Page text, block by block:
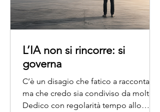
L’IA non si rincorre: si
governa
C’è un disagio che fatico a raccontare,
ma che credo sia condiviso da molti.
Dedico con regolarità tempo allo